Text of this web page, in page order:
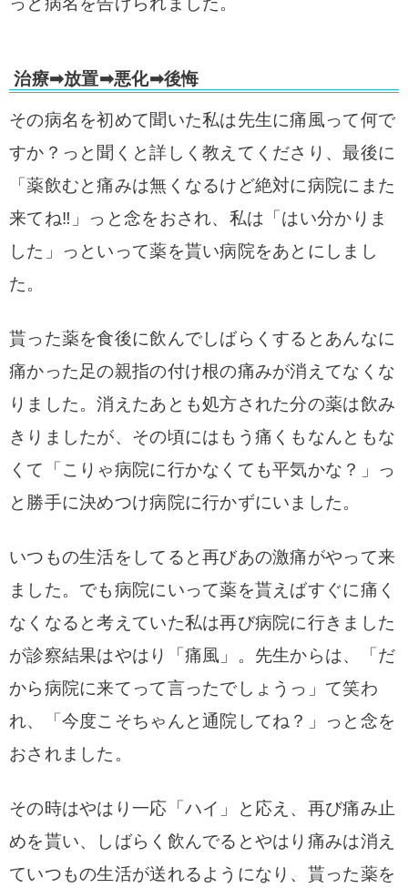
治療➡放置➡悪化➡後悔
その病名を初めて聞いた私は先生に痛風って何で
すか？っと聞くと詳しく教えてくださり、最後に
「薬飲むと痛みは無くなるけど絶対に病院にまた
来てね‼」っと念をおされ、私は「はい分かりま
した」っといって薬を貰い病院をあとにしまし
た。
貰った薬を食後に飲んでしばらくするとあんなに
痛かった足の親指の付け根の痛みが消えてなくな
りました。消えたあとも処方された分の薬は飲み
きりましたが、その頃にはもう痛くもなんともな
くて「こりゃ病院に行かなくても平気かな？」っ
と勝手に決めつけ病院に行かずにいました。
いつもの生活をしてると再びあの激痛がやって来
ました。 でも病院にいって薬を貰えばすぐに痛く
なくなると考えていた私は再び病院に行きました
が診察結果はやはり「痛風」。先生からは、「だ
から病院に来てって言ったでしょうっ」て笑わ
れ、「 今度こそちゃんと通院してね？」っと念を
おされました。
その時はやはり一応「ハイ」と応え、再び痛み止
めを貰い、しばらく飲んでるとやはり痛みは消え
ていつもの生活が送れるようになり、 貰った薬を